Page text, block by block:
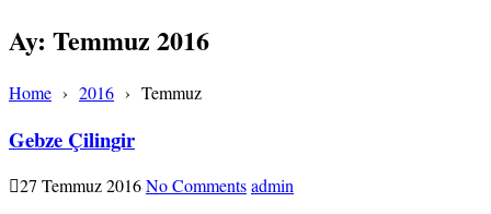
Ay: Temmuz 2016
Home › 2016 › Temmuz
Gebze Çilingir
27 Temmuz 2016No Commentsadmin